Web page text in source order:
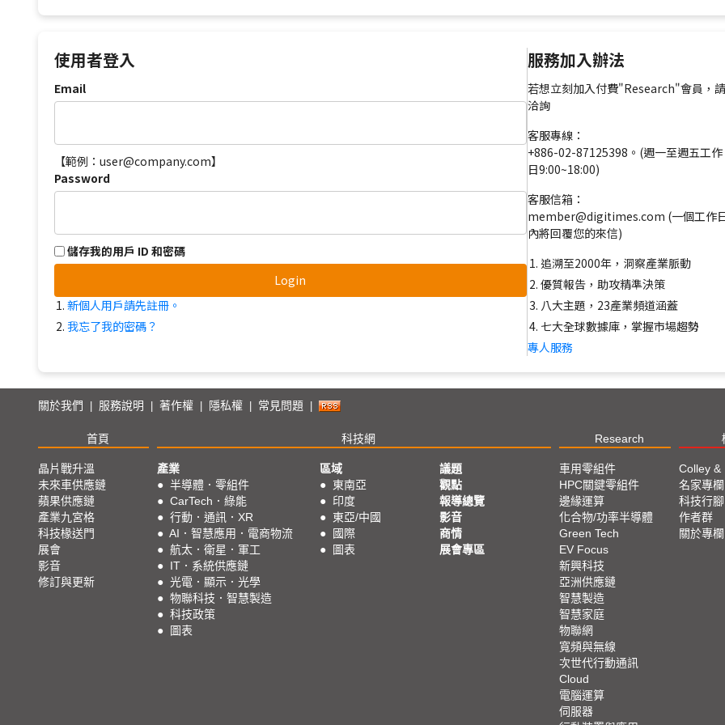
使用者登入
Email
【範例：user@company.com】
Password
儲存我的用戶 ID 和密碼
Login
新個人用戶請先註冊。
我忘了我的密碼？
服務加入辦法
若想立刻加入付費"Research"會員，請
洽詢
客服專線：
+886-02-87125398。(週一至週五工作
日9:00~18:00)
客服信箱：
member@digitimes.com (一個工作
內將回覆您的來信)
追溯至2000年，洞察產業脈動
優質報告，助攻精準決策
八大主題，23產業頻道涵蓋
七大全球數據庫，掌握市場趨勢
專人服務
關於我們 服務說明 著作權 隱私權 常見問題
首頁 科技網 Research
晶片戰升溫
未來車供應鏈
蘋果供應鏈
產業九宮格
科技椽送門
展會
影音
修訂與更新
產業
● 半導體．零組件
● CarTech．綠能
● 行動．通訊．XR
● AI．智慧應用．電商物流
● 航太．衛星．軍工
● IT．系統供應鏈
● 光電．顯示．光學
● 物聯科技．智慧製造
● 科技政策
●
圖表
區域
● 東南亞
● 印度
● 東亞/中國
●
國際
●
圖表
議題
觀點
報導總覽
影音
商情
展會專區
車用零組件
HPC關鍵零組件
邊緣運算
化合物/功率半導體
Green Tech
EV Focus
新興科技
亞洲供應鏈
智慧製造
智慧家庭
物聯網
寬頻與無線
次世代行動通訊
Cloud
電腦運算
伺服器
Colley &
名家專欄
科技行腳
作者群
關於專欄